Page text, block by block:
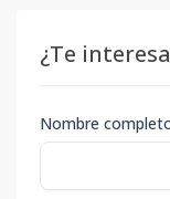
¿Te
Nombre